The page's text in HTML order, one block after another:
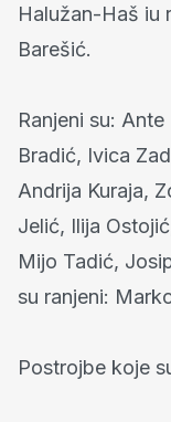
Halužan-Haš iu
Barešić.
Ranjeni su:
Bradić, Ivica
Andrija Kuraja,
Jelić, Ilija
Mijo Tadić,
su ranjeni:
Postrojbe koje